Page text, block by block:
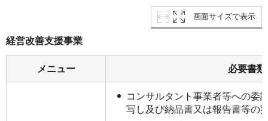
画面サイズで表示
経営改善支援事業
メニュー 必要書類
コンサルタント事業者等への委
写し及び納品書⼜は報告書等の